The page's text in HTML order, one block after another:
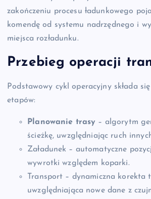
zakończeniu procesu ładunkowego
komendę od systemu nadrzędnego i
miejsca rozładunku.
Przebieg operacji
Podstawowy cykl operacyjny składa
etapów:
Planowanie trasy – algorytm
ścieżkę, uwzględniając ruch
Załadunek – automatyczne
wywrotki względem koparki.
Transport – dynamiczna korekta
uwzględniająca nowe dane z